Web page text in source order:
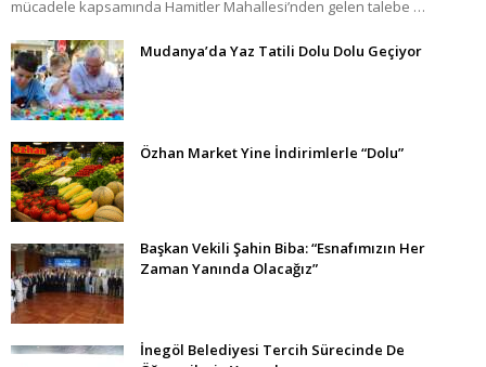
mücadele kapsamında Hamitler Mahallesi’nden gelen talebe …
Mudanya’da Yaz Tatili Dolu Dolu Geçiyor
Özhan Market Yine İndirimlerle “Dolu”
Başkan Vekili Şahin Biba: “Esnafımızın Her
Zaman Yanında Olacağız”
İnegöl Belediyesi Tercih Sürecinde De